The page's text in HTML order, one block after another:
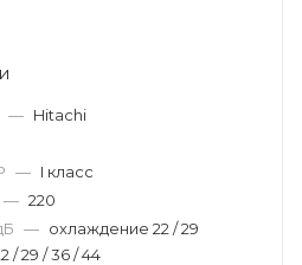
— Hitachi
— I класс
— 220
— охлaждение 22 / 29
/ 29 / 36 / 44